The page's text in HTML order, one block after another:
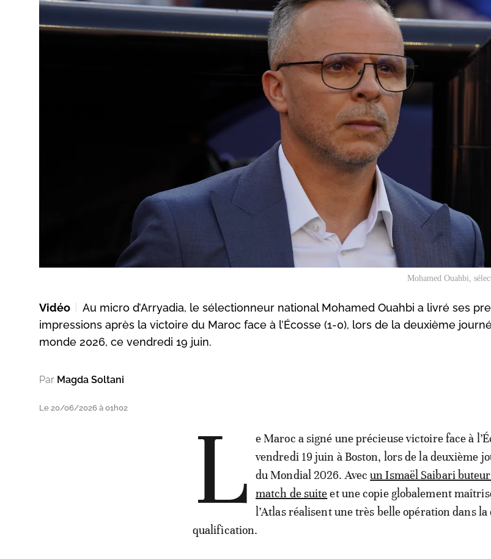
Mohamed Ouahbi,
Vidéo
Au micro d’Arryadia, le sélectionneur national Mohamed Ouahbi a livré ses
impressions après la victoire du Maroc face à l’Écosse (1-0), lors de la deuxième
monde 2026, ce vendredi 19 juin.
Par Magda Soltani
Le 20/06/2026 à 01h02 L
e Maroc a signé une précieuse victoire face à
vendredi 19 juin à Boston, lors de la deuxième
du Mondial 2026. Avecun Ismaël Saibari
match de suiteet une copie globalement
l’Atlas réalisent une très belle opération dans la
qualification.